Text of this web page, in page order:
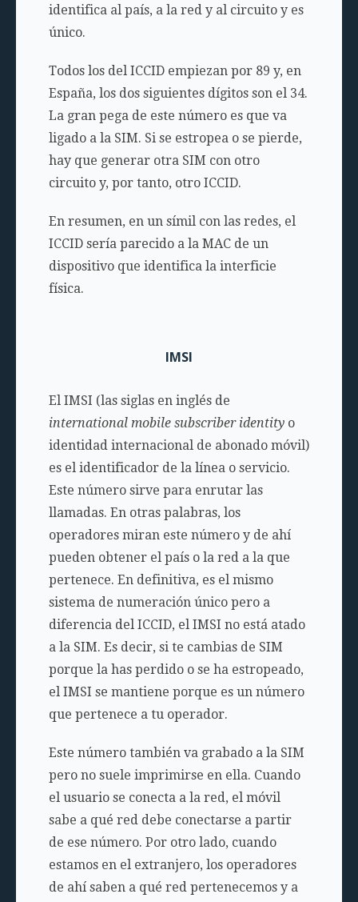
identifica al país, a la red y al circuito y es
único.
Todos los del ICCID empiezan por 89 y, en
España, los dos siguientes dígitos son el 34.
La gran pega de este número es que va
ligado a la SIM. Si se estropea o se pierde,
hay que generar otra SIM con otro
circuito y, por tanto, otro ICCID.
En resumen, en un símil con las redes, el
ICCID sería parecido a la MAC de un
dispositivo que identifica la interficie
física.
IMSI
El IMSI (las siglas en inglés de
international mobile subscriber identityo
identidad internacional de abonado móvil)
es el identificador de la línea o servicio.
Este número sirve para enrutar las
llamadas. En otras palabras, los
operadores miran este número y de ahí
pueden obtener el país o la red a la que
pertenece. En definitiva, es el mismo
sistema de numeración único pero a
diferencia del ICCID, el IMSI no está atado
a la SIM. Es decir, si te cambias de SIM
porque la has perdido o se ha estropeado,
el IMSI se mantiene porque es un número
que pertenece a tu operador.
Este número también va grabado a la SIM
pero no suele imprimirse en ella. Cuando
el usuario se conecta a la red, el móvil
sabe a qué red debe conectarse a partir
de ese número. Por otro lado, cuando
estamos en el extranjero, los operadores
de ahí saben a qué red pertenecemos y a